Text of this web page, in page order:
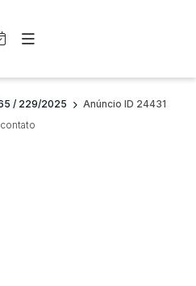
/ 229/2025
Anúncio ID 24431